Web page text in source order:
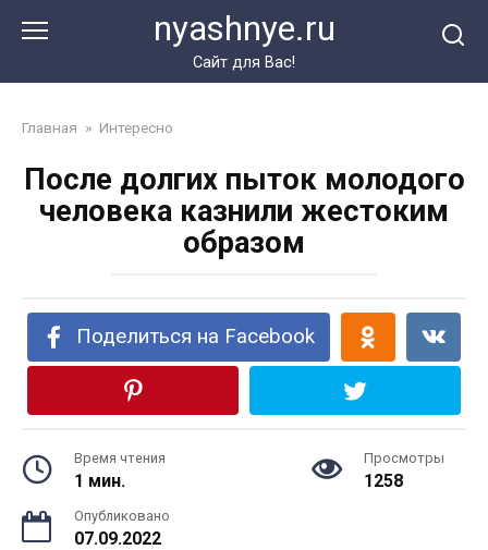
nyashnye.ru
Сайт для Вас!
Главная » Интересно
После долгих пыток молодого
человека казнили жестоким
образом
Поделиться на Facebook
Время чтения
1 мин.
Просмотры
1258
Опубликовано
07.09.2022